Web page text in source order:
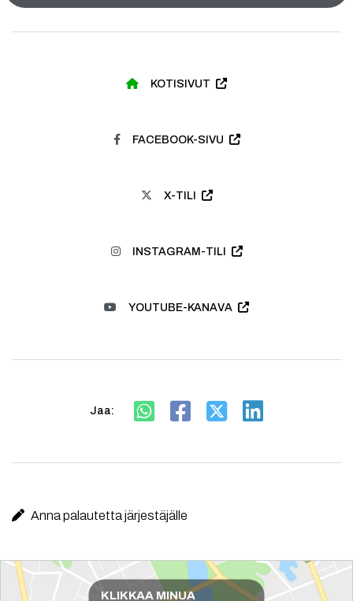
KOTISIVUT
FACEBOOK-SIVU
X-TILI
INSTAGRAM-TILI
YOUTUBE-KANAVA
Jaa:
Anna palautetta järjestäjälle
Reittiohjeet
KLIKKAA MINUA